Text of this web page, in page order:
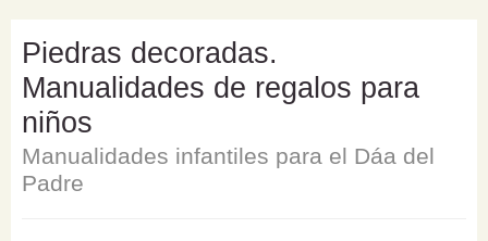
Piedras decoradas.
Manualidades de regalos para
niños
Manualidades infantiles para el Dáa del
Padre